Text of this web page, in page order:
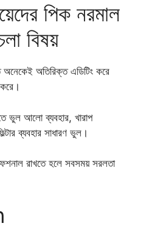
পিক নরমাল
বিষয়
অনেকেই অতিরিক্ত এডিটিং করে
ভুল আলো ব্যবহার, খারাপ
ব্যবহার সাধারণ ভুল।
রাখতে হলে সবসময় সরলতা